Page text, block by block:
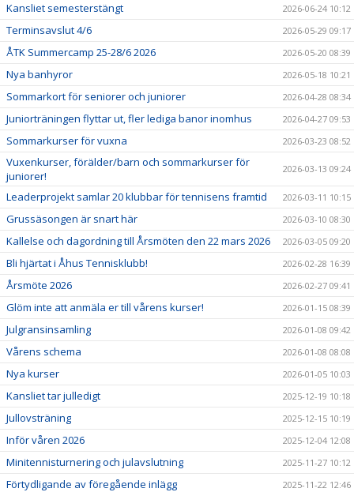
Kansliet semesterstängt 2026-06-24 10:12
Terminsavslut 4/6 2026-05-29 09:17
ÅTK Summercamp 25-28/6 2026 2026-05-20 08:39
Nya banhyror 2026-05-18 10:21
Sommarkort för seniorer och juniorer 2026-04-28 08:34
Juniorträningen flyttar ut, fler lediga banor inomhus 2026-04-27 09:53
Sommarkurser för vuxna 2026-03-23 08:52
Vuxenkurser, förälder/barn och sommarkurser för
juniorer!
2026-03-13 09:24
Leaderprojekt samlar 20 klubbar för tennisens framtid 2026-03-11 10:15
Grussäsongen är snart här 2026-03-10 08:30
Kallelse och dagordning till Årsmöten den 22 mars 2026 2026-03-05 09:20
Bli hjärtat i Åhus Tennisklubb! 2026-02-28 16:39
Årsmöte 2026 2026-02-27 09:41
Glöm inte att anmäla er till vårens kurser! 2026-01-15 08:39
Julgransinsamling 2026-01-08 09:42
Vårens schema 2026-01-08 08:08
Nya kurser 2026-01-05 10:03
Kansliet tar julledigt 2025-12-19 10:18
Jullovsträning 2025-12-15 10:19
Inför våren 2026 2025-12-04 12:08
Minitennisturnering och julavslutning 2025-11-27 10:12
Förtydligande av föregående inlägg 2025-11-22 12:46